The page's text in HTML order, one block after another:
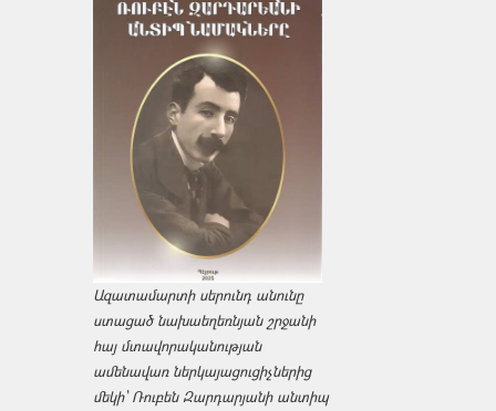
Ազատամարտի սերունդ անունը
ստացած նախաեղեռնյան շրջանի
հայ մտավորականության
ամենավառ ներկայացուցիչներից
մեկի՝ Ռուբեն Զարդարյանի անտիպ